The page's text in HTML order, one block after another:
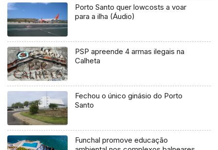
Porto Santo quer lowcosts a voar
para a ilha (Áudio)
PSP apreende 4 armas ilegais na
Calheta
Fechou o único ginásio do Porto
Santo
Funchal promove educação